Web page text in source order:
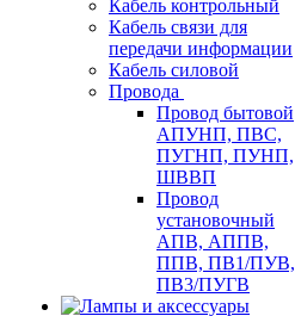
Кабель контрольный
Кабель связи для
передачи информации
Кабель силовой
Провода
Провод бытовой
АПУНП, ПВС,
ПУГНП, ПУНП,
ШВВП
Провод
установочный
АПВ, АППВ,
ППВ, ПВ1/ПУВ,
ПВ3/ПУГВ